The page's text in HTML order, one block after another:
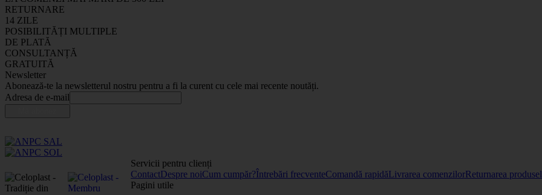
RETURNARE
14 ZILE
POSIBILITĂȚI MULTIPLE
DE PLATĂ
CONSULTANȚĂ
GRATUITĂ
Newsletter
Abonează-te la newsletterul nostru pentru a fi la curent cu cele mai recente noutăți.
Adresa de e-mail
Servicii pentru clienți
ContactDespre noiCum cumpăr?Întrebări frecventeComandă rapidăLivrarea comenzilorReturnarea
Pagini utile